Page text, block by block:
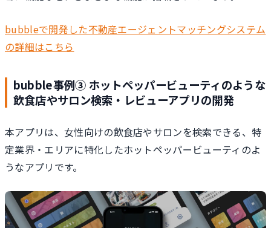
bubbleで開発した不動産エージェントマッチングシステム
の詳細はこちら
bubble事例③ ホットペッパービューティのような
飲食店やサロン検索・レビューアプリの開発
本アプリは、女性向けの飲食店やサロンを検索できる、特
定業界・エリアに特化したホットペッパービューティのよ
うなアプリです。